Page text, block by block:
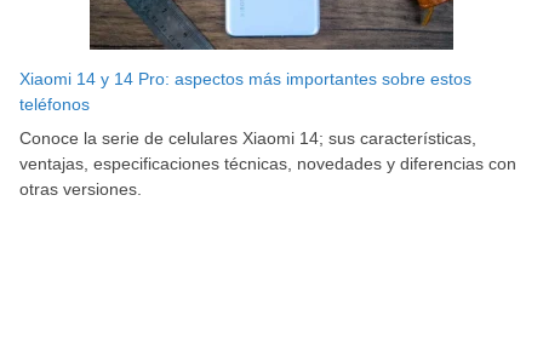
Xiaomi 14 y 14 Pro: aspectos más importantes sobre estos
teléfonos
Conoce la serie de celulares Xiaomi 14; sus características,
ventajas, especificaciones técnicas, novedades y diferencias con
otras versiones.